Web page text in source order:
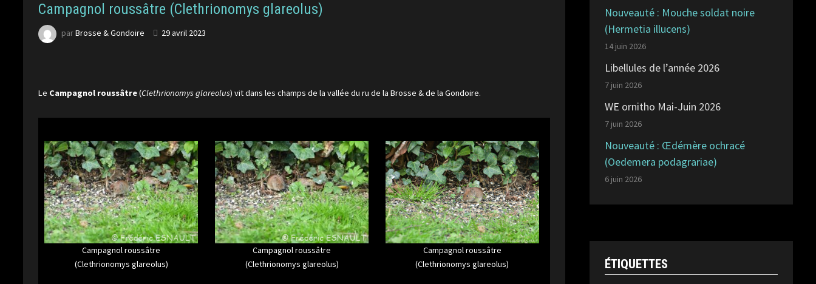
Campagnol roussâtre (Clethrionomys glareolus)
parBrosse & Gondoire 29 avril 2023
Le Campagnol roussâtre(Clethrionomys glareolus) vit dans les champs de la vallée du ru de la Brosse & de la Gondoire.
Campagnol roussâtre
(Clethrionomys glareolus)
Campagnol roussâtre
(Clethrionomys glareolus)
Campagnol roussâtre
(Clethrionomys glareolus)
Nouveauté : Mouche soldat noire
(Hermetia illucens)
14 juin 2026
Libellules de l’année 2026
7 juin 2026
WE ornitho Mai-Juin 2026
7 juin 2026
Nouveauté : Œdémère ochracé
(Oedemera podagrariae)
6 juin 2026
ÉTIQUETTES